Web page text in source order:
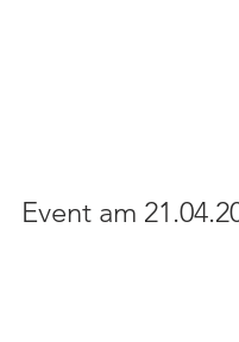
Event am